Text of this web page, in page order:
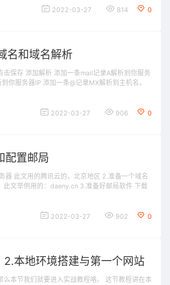
2022-03-27 814 0
名和域名解析
击保存 添加解析 添加一条mail记录A解析到你服务
你服务器IP 添加一条@记录MX解析到主机名，
2022-03-27 906 0
配置邮局
器 此文用的腾讯云的，北京地区 2.准备一个域名
此文举例用的：daeny.cn 3.准备好邮局软件 下载
2022-03-27 902 0
2.本地环境搭建与第一个网站
么本节我们就要进入实战教程咯。 这节教程讲在本